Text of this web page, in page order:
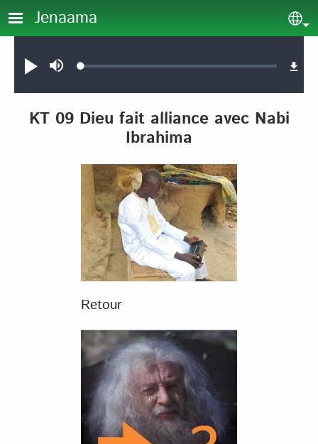
Aller au contenu principal
Jenaama
JouerSourdineLoaded:
KT 09 Dieu fait alliance avec Nabi
Ibrahima
Retour